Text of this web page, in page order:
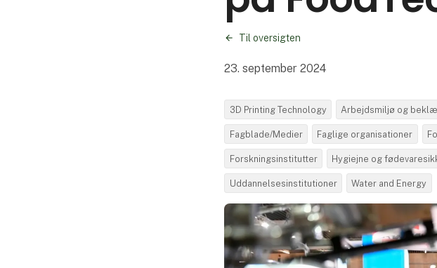
Til oversigten
23. september 2024
3D Printing Technology Arbejdsmiljø og
Fagblade/Medier Faglige organisationer
Forskningsinstitutter Hygiejne og
Uddannelsesinstitutioner Water and Energy